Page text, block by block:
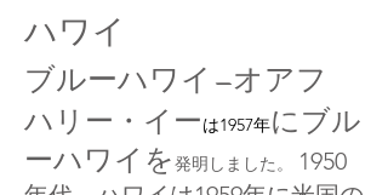
ハワイ
ブルーハワイ—オアフ
ハリー・イーは1957年にブル
ーハワイを発明しました。
1950